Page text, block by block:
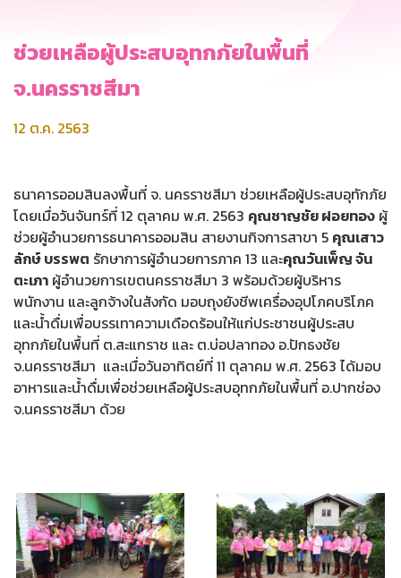
ช่วยเหลือผู้ประสบอุทกภัยในพื้นที่
จ.นครราชสีมา
12 ต.ค. 2563
ธนาคารออมสินลงพื้นที่ จ. นครราชสีมา ช่วยเหลือผู้ประสบอุทักภัย
โดยเมื่อวันจันทร์ที่ 12 ตุลาคม พ.ศ. 2563 คุณชาญชัย ฝอยทอง ผู้
ช่วยผู้อำนวยการธนาคารออมสิน สายงานกิจการสาขา 5 คุณเสาว
ลักษ์ บรรพต รักษาการผู้อำนวยการภาค 13 และคุณวันเพ็ญ จัน
ตะเภา ผู้อำนวยการเขตนครราชสีมา 3 พร้อมด้วยผู้บริหาร
พนักงาน และลูกจ้างในสังกัด มอบถุงยังชีพเครื่องอุปโภคบริโภค
และน้ำดื่มเพื่อบรรเทาความเดือดร้อนให้แก่ประชาชนผู้ประสบ
อุทกภัยในพื้นที่ ต.สะแกราช และ ต.บ่อปลาทอง อ.ปักธงชัย
จ.นครราชสีมา และเมื่อวันอาทิตย์ที่ 11 ตุลาคม พ.ศ. 2563 ได้มอบ
อาหารและน้ำดื่มเพื่อช่วยเหลือผู้ประสบอุทกภัยในพื้นที่ อ.ปากช่อง
จ.นครราชสีมา ด้วย